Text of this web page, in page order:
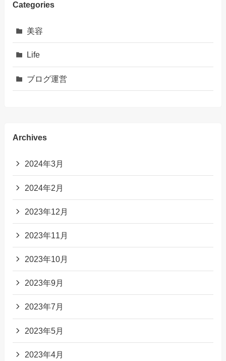
Categories
美容
Life
ブログ運営
Archives
2024年3月
2024年2月
2023年12月
2023年11月
2023年10月
2023年9月
2023年7月
2023年5月
2023年4月